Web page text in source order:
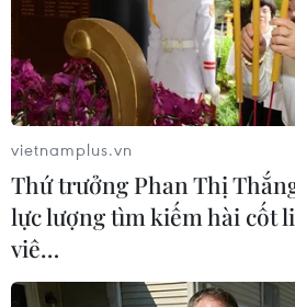
Ông Maitachi, Thứ trưởng
Nông Lâm Thủy sản Nhật
2021, Nhật Bản đã xây dựng
thống Lương thực-Thực
thúc đẩy nỗ lực để hiện thực
thiện năng suất và tính bền
ngành thực phẩm, nông
thủy sản thông qua các sáng
Thúc đẩy quan hệ hợp
vietnamplus.vn
Thứ trưởng Phan Thị
lực lượng tìm kiếm hài cốt
viê…